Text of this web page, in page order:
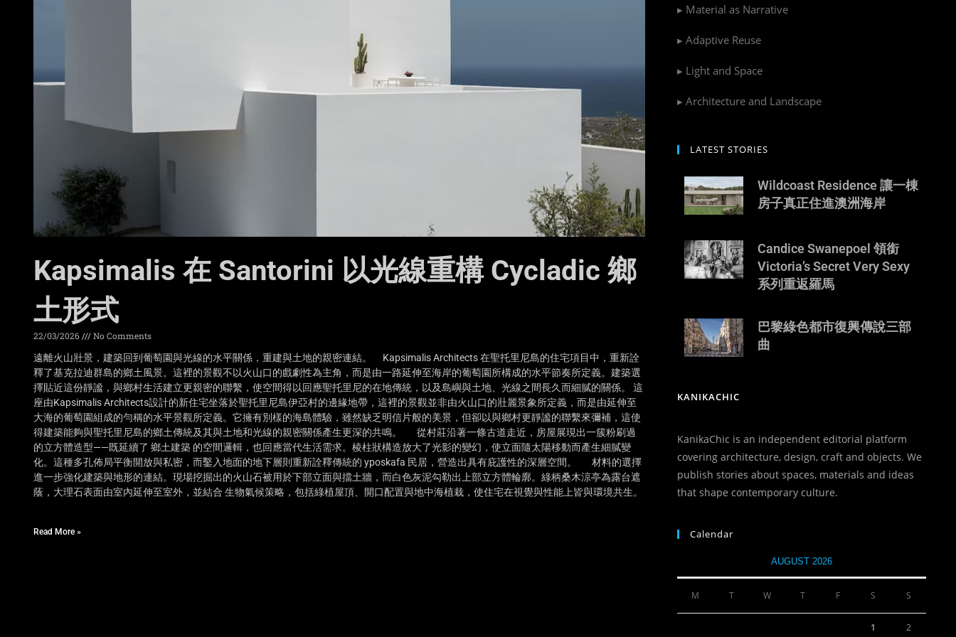
Kapsimalis 在 Santorini 以光線重構 Cycladic 鄉
土形式
22/03/2026
No Comments
遠離火山壯景，建築回到葡萄園與光線的水平關係，重建與土地的親密連結。 Kapsimalis Architects 在聖托里尼島的住宅項目中，重新詮
釋了基克拉迪群島的鄉土風景。這裡的景觀不以火山口的戲劇性為主角，而是由一路延伸至海岸的葡萄園所構成的水平節奏所定義。建築選
擇貼近這份靜謐，與鄉村生活建立更親密的聯繫，使空間得以回應聖托里尼的在地傳統，以及島嶼與土地、光線之間長久而細膩的關係。 這
座由Kapsimalis Architects設計的新住宅坐落於聖托里尼島伊亞村的邊緣地帶，這裡的景觀並非由火山口的壯麗景象所定義，而是由延伸至
大海的葡萄園組成的勻稱的水平景觀所定義。它擁有別樣的海島體驗，雖然缺乏明信片般的美景，但卻以與鄉村更靜謐的聯繫來彌補，這使
得建築能夠與聖托里尼島的鄉土傳統及其與土地和光線的親密關係產生更深的共鳴。 從村莊沿著一條古道走近，房屋展現出一簇粉刷過
的立方體造型——既延續了 鄉土建築 的空間邏輯，也回應當代生活需求。棱柱狀構造放大了光影的變幻，使立面隨太陽移動而產生細膩變
化。這種多孔佈局平衡開放與私密，而鑿入地面的地下層則重新詮釋傳統的 yposkafa 民居，營造出具有庇護性的深層空間。 材料的選擇
進一步強化建築與地形的連結。現場挖掘出的火山石被用於下部立面與擋土牆，而白色灰泥勾勒出上部立方體輪廓。綠柄桑木涼亭為露台遮
蔭，大理石表面由室內延伸至室外，並結合 生物氣候策略，包括綠植屋頂、開口配置與地中海植栽，使住宅在視覺與性能上皆與環境共生。
Read More »
▸ Material as Narrative
▸ Adaptive Reuse
▸ Light and Space
▸ Architecture and Landscape
LATEST STORIES
Wildcoast Residence 讓一棟
房子真正住進澳洲海岸
Candice Swanepoel 領銜
Victoria’s Secret Very Sexy
系列重返羅馬
巴黎綠色都市復興傳說三部
曲
KANIKACHIC
KanikaChic is an independent editorial platform
covering architecture, design, craft and objects. We
publish stories about spaces, materials and ideas
that shape contemporary culture.
Calendar
AUGUST 2026
M T W T F S S
1 2